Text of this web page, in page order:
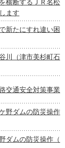
横断するＪＲ名松
ます
新たにすれ違い困
川（津市美杉町石
交通安全対策事業
野ダムの防災操作
ダムの防災操作（